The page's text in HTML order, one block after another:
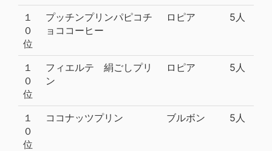
１
０
位
プッチンプリンパピコチ
ョココーヒー
ロピア 5人
１
０
位
フィエルテ 絹ごしプリ
ン
ロピア 5人
１
０
位
ココナッツプリン ブルボン 5人